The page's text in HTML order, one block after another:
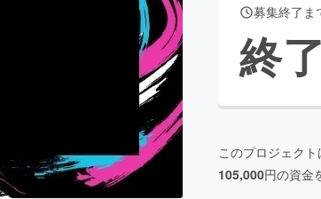
CAMPFIRE Creation
machi-yaコミュニティ
募集終了ま
終了
このプロジェクト
105,000円の資金